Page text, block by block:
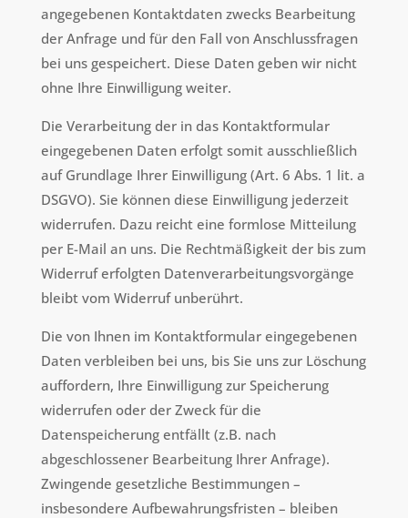
angegebenen Kontaktdaten zwecks Bearbeitung
der Anfrage und für den Fall von Anschlussfragen
bei uns gespeichert. Diese Daten geben wir nicht
ohne Ihre Einwilligung weiter.
Die Verarbeitung der in das Kontaktformular
eingegebenen Daten erfolgt somit ausschließlich
auf Grundlage Ihrer Einwilligung (Art. 6 Abs. 1 lit. a
DSGVO). Sie können diese Einwilligung jederzeit
widerrufen. Dazu reicht eine formlose Mitteilung
per E-Mail an uns. Die Rechtmäßigkeit der bis zum
Widerruf erfolgten Datenverarbeitungsvorgänge
bleibt vom Widerruf unberührt.
Die von Ihnen im Kontaktformular eingegebenen
Daten verbleiben bei uns, bis Sie uns zur Löschung
auffordern, Ihre Einwilligung zur Speicherung
widerrufen oder der Zweck für die
Datenspeicherung entfällt (z.B. nach
abgeschlossener Bearbeitung Ihrer Anfrage).
Zwingende gesetzliche Bestimmungen –
insbesondere Aufbewahrungsfristen – bleiben